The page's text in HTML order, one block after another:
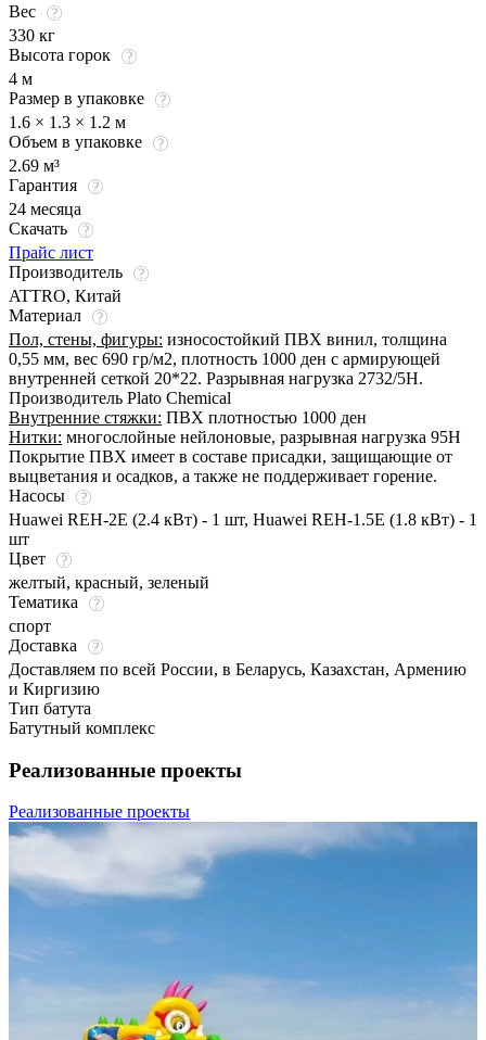
Вес
330 кг
Высота горок
4 м
Размер в упаковке
1.6 × 1.3 × 1.2 м
Объем в упаковке
2.69 м³
Гарантия
24 месяца
Скачать
Прайс лист
Производитель
ATTRO, Китай
Материал
Пол, стены, фигуры: износостойкий ПВХ винил, толщина
0,55 мм, вес 690 гр/м2, плотность 1000 ден с армирующей
внутренней сеткой 20*22. Разрывная нагрузка 2732/5Н.
Производитель Plato Chemical
Внутренние стяжки: ПВХ плотностью 1000 ден
Нитки: многослойные нейлоновые, разрывная нагрузка 95Н
Покрытие ПВХ имеет в составе присадки, защищающие от
выцветания и осадков, а также не поддерживает горение.
Насосы
Huawei REH-2E (2.4 кВт) - 1 шт, Huawei REH-1.5E (1.8 кВт) - 1
шт
Цвет
желтый, красный, зеленый
Тематика
спорт
Доставка
Доставляем по всей России, в Беларусь, Казахстан, Армению
и Киргизию
Тип батута
Батутный комплекс
Реализованные проекты
Реализованные проекты